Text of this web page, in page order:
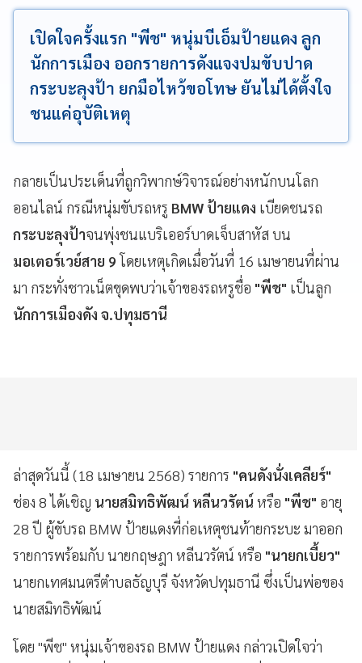
เปิดใจครั้งแรก "พีช" หนุ่มบีเอ็มป้ายแดง ลูก
นักการเมือง ออกรายการดังแจงปมขับปาด
กระบะลุงป้า ยกมือไหว้ขอโทษ ยันไม่ได้ตั้งใจ
ชนแค่อุบัติเหตุ
กลายเป็นประเด็นที่ถูกวิพากษ์วิจารณ์อย่างหนักบนโลก
ออนไลน์ กรณีหนุ่มขับรถหรู BMW ป้ายแดง เบียดชนรถ
กระบะลุงป้าจนพุ่งชนแบริเออร์บาดเจ็บสาหัส บน
มอเตอร์เวย์สาย 9โดยเหตุเกิดเมื่อวันที่ 16 เมษายนที่ผ่าน
มา กระทั่งชาวเน็ตขุดพบว่าเจ้าของรถหรูชื่อ "พีช" เป็นลูก
นักการเมืองดัง จ.ปทุมธานี
ล่าสุดวันนี้ (18 เมษายน 2568) รายการ "คนดังนั่งเคลียร์"
ช่อง 8 ได้เชิญ นายสมิทธิพัฒน์ หลีนวรัตน์ หรือ "พีช" อายุ
28 ปี ผู้ขับรถ BMW ป้ายแดงที่ก่อเหตุชนท้ายกระบะ มาออก
รายการพร้อมกับ นายกฤษฎา หลีนวรัตน์ หรือ "นายกเบี้ยว"
นายกเทศมนตรีตำบลธัญบุรี จังหวัดปทุมธานี ซึ่งเป็นพ่อของ
นายสมิทธิพัฒน์
โดย "พีช" หนุ่มเจ้าของรถ BMW ป้ายแดง กล่าวเปิดใจว่า